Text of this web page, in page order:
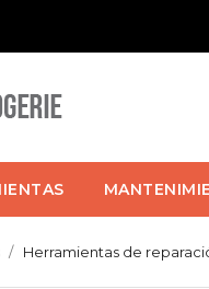
Herramientas de